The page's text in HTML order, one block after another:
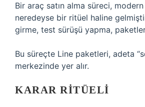
Bir araç satın alma süreci,
neredeyse bir ritüel haline
girme, test sürüşü yapma,
Bu süreçte Line paketleri, adeta
merkezinde yer alır.
KARAR RITÜELI